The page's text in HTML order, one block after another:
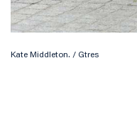
Kate Middleton. / Gtres